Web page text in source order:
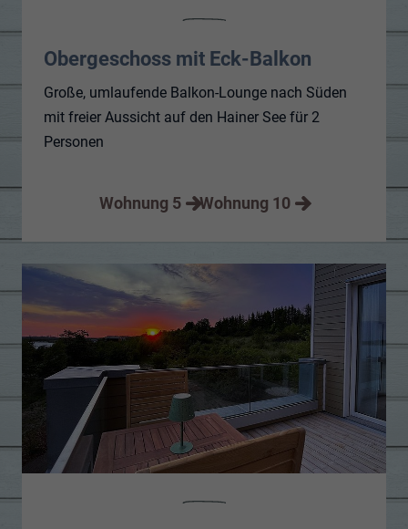
Obergeschoss mit Eck-Balkon
Große, umlaufende Balkon-Lounge nach Süden
mit freier Aussicht auf den Hainer See für 2
Personen
Wohnung 5 Wohnung 10